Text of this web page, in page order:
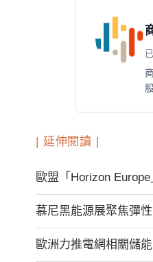
| 延伸閱讀 |
歐盟「Horizon
慕尼黑能源展聚焦彈
歐洲力推電網相關儲